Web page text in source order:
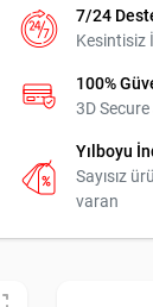
7/24
Kesintisiz
100%
3D Secure
Yılboyu
Sayısız
varan